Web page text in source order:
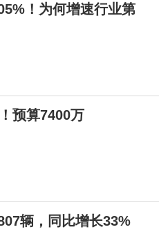
！为何增速行业第
预算7400万
辆，同比增长33%